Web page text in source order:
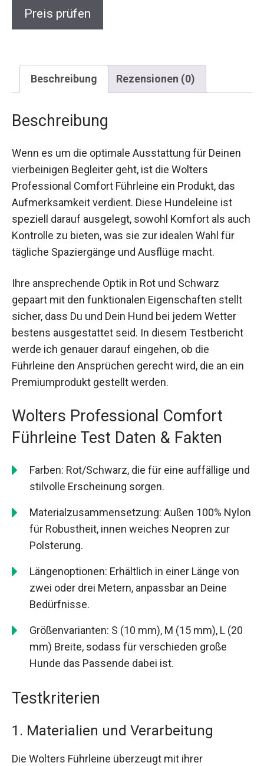
Preis prüfen
Beschreibung Rezensionen (0)
Beschreibung
Wenn es um die optimale Ausstattung für Deinen
vierbeinigen Begleiter geht, ist die Wolters
Professional Comfort Führleine ein Produkt, das
Aufmerksamkeit verdient. Diese Hundeleine ist
speziell darauf ausgelegt, sowohl Komfort als auch
Kontrolle zu bieten, was sie zur idealen Wahl für
tägliche Spaziergänge und Ausflüge macht.
Ihre ansprechende Optik in Rot und Schwarz
gepaart mit den funktionalen Eigenschaften stellt
sicher, dass Du und Dein Hund bei jedem Wetter
bestens ausgestattet seid. In diesem Testbericht
werde ich genauer darauf eingehen, ob die
Führleine den Ansprüchen gerecht wird, die an ein
Premiumprodukt gestellt werden.
Wolters Professional Comfort
Führleine Test Daten & Fakten
Farben: Rot/Schwarz, die für eine auffällige und
stilvolle Erscheinung sorgen.
Materialzusammensetzung: Außen 100% Nylon
für Robustheit, innen weiches Neopren zur
Polsterung.
Längenoptionen: Erhältlich in einer Länge von
zwei oder drei Metern, anpassbar an Deine
Bedürfnisse.
Größenvarianten: S (10 mm), M (15 mm), L (20
mm) Breite, sodass für verschieden große
Hunde das Passende dabei ist.
Testkriterien
1. Materialien und Verarbeitung
Die Wolters Führleine überzeugt mit ihrer